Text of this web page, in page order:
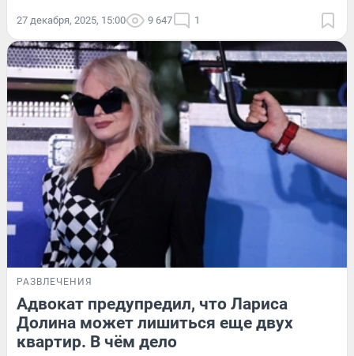
27 декабря, 2025, 15:00 9 647 1
РАЗВЛЕЧЕНИЯ
Адвокат предупредил, что Лариса
Долина может лишиться еще двух
квартир. В чём дело